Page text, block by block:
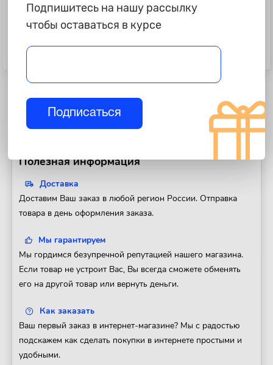
Переходник к лампам ксенон
Лампа ксенон D3S "Osram",
Полезная информация
Доставка
Доставим Ваш заказ в любой регион России. Отправка
товара в день оформления заказа.
Мы гарантируем
Мы гордимся безупречной репутацией нашего магазина.
Если товар не устроит Вас, Вы всегда сможете обменять
его на другой товар или вернуть деньги.
Как заказать
Ваш первый заказ в интернет-магазине? Мы с радостью
подскажем как сделать покупки в интернете простыми и
удобными.
Подпишитесь на нашу рассылку
чтобы оставаться в курсе
Подписаться